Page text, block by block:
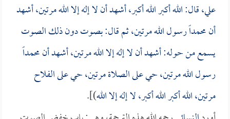
علي، قال: الله أكبر الله أكبر، أشهد أن لا إله إلا الله مرتين، أشهد
أن محمداً رسول الله مرتين، ثم قال: بصوت دون ذلك الصوت
يسمع من حوله: أشهد أن لا إله إلا الله مرتين، أشهد أن محمداً
رسول الله مرتين، حي على الصلاة مرتين، حي على الفلاح
مرتين، الله أكبر الله أكبر، لا إله إلا الله)].